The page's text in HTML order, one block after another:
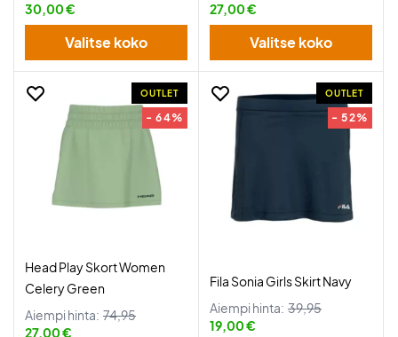
30,00 €
Valitse koko
27,00 €
Valitse koko
OUTLET
- 64%
Head Play Skort Women
Celery Green
Aiempi hinta: 74,95
27,00 €
OUTLET
- 52%
Fila Sonia Girls Skirt Navy
Aiempi hinta: 39,95
19,00 €